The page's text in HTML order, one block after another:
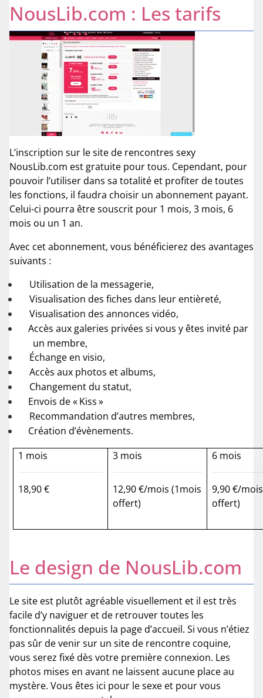
NousLib.com : Les tarifs
L’inscription sur le site de rencontres sexy
NousLib.com est gratuite pour tous. Cependant, pour
pouvoir l’utiliser dans sa totalité et profiter de toutes
les fonctions, il faudra choisir un abonnement payant.
Celui-ci pourra être souscrit pour 1 mois, 3 mois, 6
mois ou un 1 an.
Avec cet abonnement, vous bénéficierez des avantages
suivants :
Utilisation de la messagerie,
Visualisation des fiches dans leur entièreté,
Visualisation des annonces vidéo,
Accès aux galeries privées si vous y êtes invité par
un membre,
Échange en visio,
Accès aux photos et albums,
Changement du statut,
Envois de « Kiss »
Recommandation d’autres membres,
Création d’évènements.
1 mois
18,90 €
3 mois
12,90 €/mois (1mois
offert)
6 mois
9,90 €/
offert)
Le design de NousLib.com
Le site est plutôt agréable visuellement et il est très
facile d’y naviguer et de retrouver toutes les
fonctionnalités depuis la page d’accueil. Si vous n’étiez
pas sûr de venir sur un site de rencontre coquine,
vous serez fixé dès votre première connexion. Les
photos mises en avant ne laissent aucune place au
mystère. Vous êtes ici pour le sexe et pour vous